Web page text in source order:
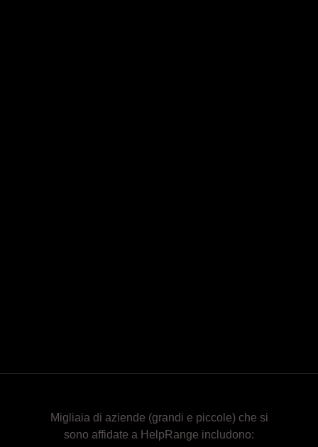
Migliaia di aziende (grandi e piccole) che si
sono affidate a HelpRange includono: